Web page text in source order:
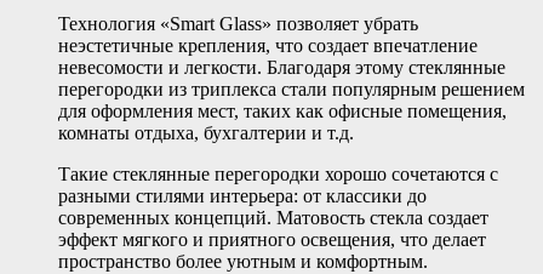
Технология «Smart Glass» позволяет убрать
неэстетичные крепления, что создает впечатление
невесомости и легкости. Благодаря этому стеклянные
перегородки из триплекса стали популярным решением
для оформления мест, таких как офисные помещения,
комнаты отдыха, бухгалтерии и т.д.
Такие стеклянные перегородки хорошо сочетаются с
разными стилями интерьера: от классики до
современных концепций. Матовость стекла создает
эффект мягкого и приятного освещения, что делает
пространство более уютным и комфортным.